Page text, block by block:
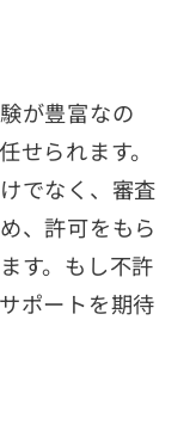
が豊富なの
せられます。
でなく、審査
、許可をもら
す。もし不許
ポートを期待